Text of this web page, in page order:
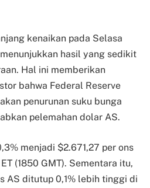
kenaikan pada Selasa
hasil yang sedikit
Hal ini memberikan
bahwa Federal Reserve
penurunan suku bunga
pelemahan dolar AS.
menjadi $2.671,27 per ons
(1850 GMT). Sementara itu,
AS ditutup 0,1% lebih tinggi di